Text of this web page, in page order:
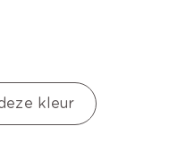
kleur